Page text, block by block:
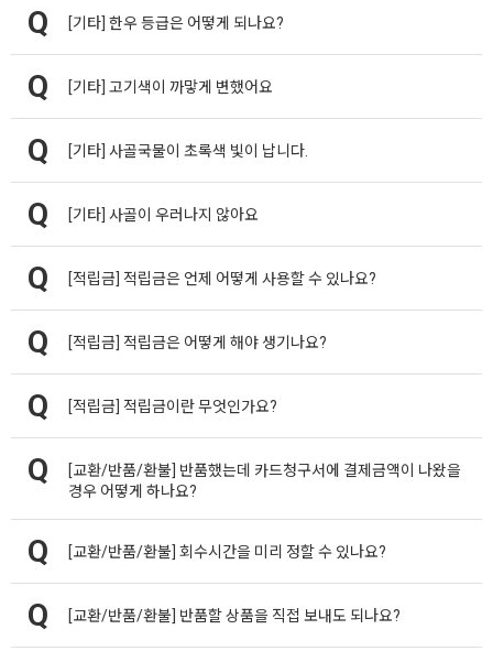
[기타] 한우 등급은 어떻게 되나요?
[기타] 고기색이 까맣게 변했어요
[기타] 사골국물이 초록색 빛이 납니다.
[기타] 사골이 우러나지 않아요
[적립금] 적립금은 언제 어떻게 사용할 수 있나요?
[적립금] 적립금은 어떻게 해야 생기나요?
[적립금] 적립금이란 무엇인가요?
[교환/반품/환불] 반품했는데 카드청구서에 결제금액이 나왔을
경우 어떻게 하나요?
[교환/반품/환불] 회수시간을 미리 정할 수 있나요?
[교환/반품/환불] 반품할 상품을 직접 보내도 되나요?